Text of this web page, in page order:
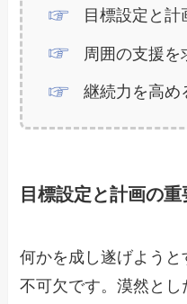
目標設定と計
周囲の支援を
継続力を高め
目標設定と計画の重
何かを成し遂げよう
不可欠です。漠然と